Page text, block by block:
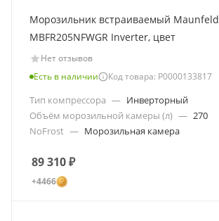
Морозильник встраиваемый Maunfeld
MBFR205NFWGR Inverter, цвет
Нет отзывов
Есть в наличии
Код товара: Р0000133817
Тип компрессора — Инверторный
Объём морозильной камеры (л) — 270
NoFrost — Морозильная камера
89 310₽
+4466